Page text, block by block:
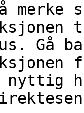
merke
Gå
nyttig